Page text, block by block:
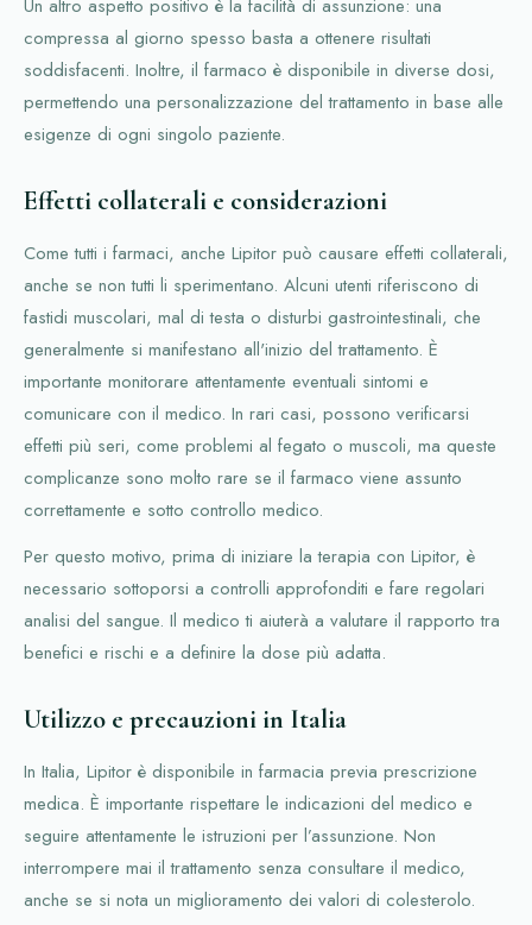
Un altro aspetto positivo è la facilità di assunzione: una
compressa al giorno spesso basta a ottenere risultati
soddisfacenti. Inoltre, il farmaco è disponibile in diverse dosi,
permettendo una personalizzazione del trattamento in base alle
esigenze di ogni singolo paziente.
Effetti collaterali e considerazioni
Come tutti i farmaci, anche Lipitor può causare effetti collaterali,
anche se non tutti li sperimentano. Alcuni utenti riferiscono di
fastidi muscolari, mal di testa o disturbi gastrointestinali, che
generalmente si manifestano all'inizio del trattamento. È
importante monitorare attentamente eventuali sintomi e
comunicare con il medico. In rari casi, possono verificarsi
effetti più seri, come problemi al fegato o muscoli, ma queste
complicanze sono molto rare se il farmaco viene assunto
correttamente e sotto controllo medico.
Per questo motivo, prima di iniziare la terapia con Lipitor, è
necessario sottoporsi a controlli approfonditi e fare regolari
analisi del sangue. Il medico ti aiuterà a valutare il rapporto tra
benefici e rischi e a definire la dose più adatta.
Utilizzo e precauzioni in Italia
In Italia, Lipitor è disponibile in farmacia previa prescrizione
medica. È importante rispettare le indicazioni del medico e
seguire attentamente le istruzioni per l’assunzione. Non
interrompere mai il trattamento senza consultare il medico,
anche se si nota un miglioramento dei valori di colesterolo.